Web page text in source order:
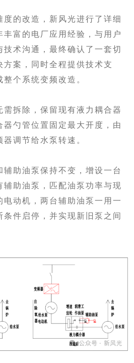
的改造，新风光进行了详细
丰富的电厂应用经验，与用户
术沟通，最终确认了一套切
案，同时全程提供技术支
个系统变频改造。
需拆除，保留现有液力耦合器
器勺管位置固定最大开度，由
调节给水泵转速。
助油泵保持不变，增设一台
辅助油泵，匹配油泵功率与现
动机，两台辅助油泵一用一
件启停，并实现新旧泵之间